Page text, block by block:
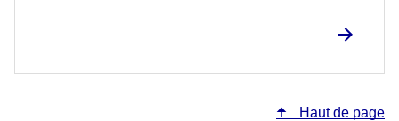
Haut de page